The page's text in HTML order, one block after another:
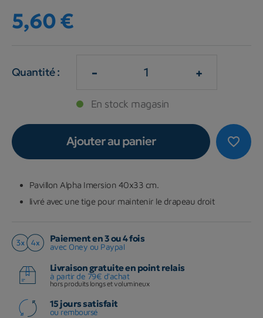
5,60 €
Quantité : - +
En stock magasin
favorite_border
Ajouter au panier
Pavillon Alpha Imersion 40x33 cm.
livré avec une tige pour maintenir le drapeau droit
Paiement en 3 ou 4 fois
avec Oney ou Paypal
Livraison gratuite en point relais
à partir de 79€ d'achat
hors produits longs et volumineux
15 jours satisfait
ou remboursé